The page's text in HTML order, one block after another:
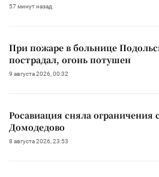
57 минут назад
При пожаре в больнице
пострадал, огонь потушен
9 августа 2026, 00:32
Росавиация сняла ограничения
Домодедово
8 августа 2026, 23:53